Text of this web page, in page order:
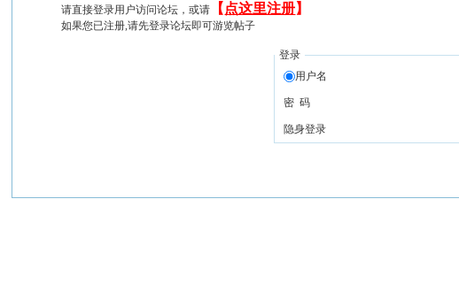
请直接登录用户访问论坛，或请 【 点这里注册】
如果您已注册,请先登录论坛即可游览帖子
登录
用户名
密 码
隐身登录